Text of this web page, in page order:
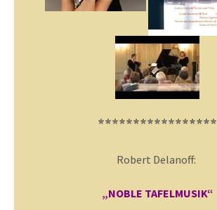
*****************
Robert Delanoff:
„NOBLE TAFELMUSIK“